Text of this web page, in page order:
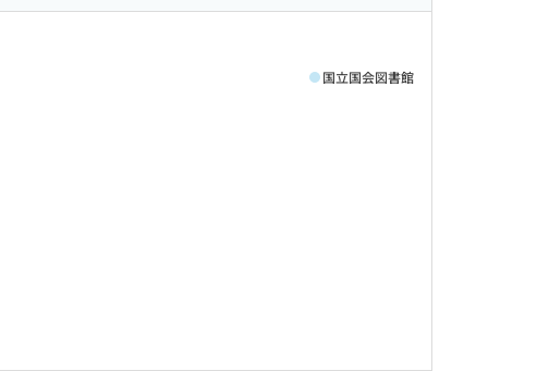
国立国会図書館